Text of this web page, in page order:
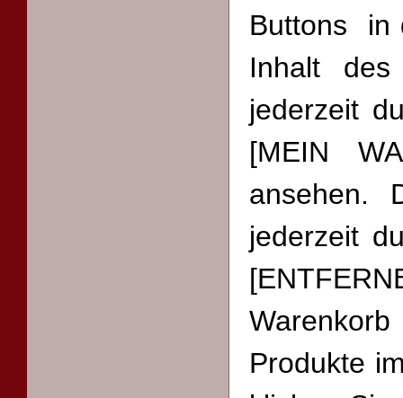
Buttons in
Inhalt
jederzeit
[MEIN
ansehen.
jederzeit
Produkte